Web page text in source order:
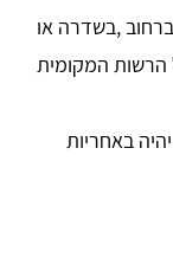
,בשדרה או
הרשות המקומית
באחריות